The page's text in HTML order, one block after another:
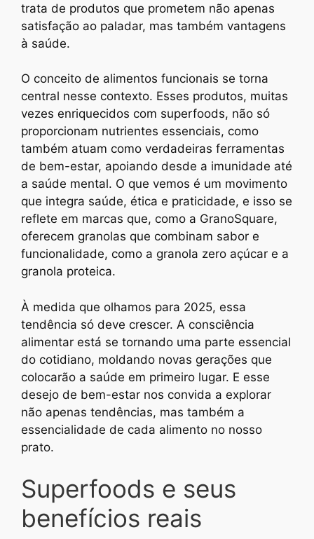
trata de produtos que prometem não apenas
satisfação ao paladar, mas também vantagens
à saúde.
O conceito de alimentos funcionais se torna
central nesse contexto. Esses produtos, muitas
vezes enriquecidos com superfoods, não só
proporcionam nutrientes essenciais, como
também atuam como verdadeiras ferramentas
de bem-estar, apoiando desde a imunidade até
a saúde mental. O que vemos é um movimento
que integra saúde, ética e praticidade, e isso se
reflete em marcas que, como a GranoSquare,
oferecem granolas que combinam sabor e
funcionalidade, como a granola zero açúcar e a
granola proteica.
À medida que olhamos para 2025, essa
tendência só deve crescer. A consciência
alimentar está se tornando uma parte essencial
do cotidiano, moldando novas gerações que
colocarão a saúde em primeiro lugar. E esse
desejo de bem-estar nos convida a explorar
não apenas tendências, mas também a
essencialidade de cada alimento no nosso
prato.
Superfoods e seus
benefícios reais